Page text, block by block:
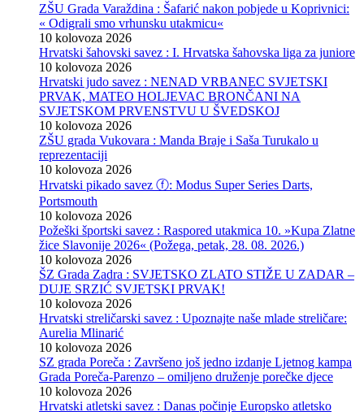
ZŠU Grada Varaždina : Šafarić nakon pobjede u Koprivnici:
« Odigrali smo vrhunsku utakmicu«
10 kolovoza 2026
Hrvatski šahovski savez : I. Hrvatska šahovska liga za juniore
10 kolovoza 2026
Hrvatski judo savez : NENAD VRBANEC SVJETSKI
PRVAK, MATEO HOLJEVAC BRONČANI NA
SVJETSKOM PRVENSTVU U ŠVEDSKOJ
10 kolovoza 2026
ZŠU grada Vukovara : Manda Braje i Saša Turukalo u
reprezentaciji
10 kolovoza 2026
Hrvatski pikado savez ⓕ: Modus Super Series Darts,
Portsmouth
10 kolovoza 2026
Požeški športski savez : Raspored utakmica 10. »Kupa Zlatne
žice Slavonije 2026« (Požega, petak, 28. 08. 2026.)
10 kolovoza 2026
ŠZ Grada Zadra : SVJETSKO ZLATO STIŽE U ZADAR –
DUJE SRZIĆ SVJETSKI PRVAK!
10 kolovoza 2026
Hrvatski streličarski savez : Upoznajte naše mlade streličare:
Aurelia Mlinarić
10 kolovoza 2026
SZ grada Poreča : Završeno još jedno izdanje Ljetnog kampa
Grada Poreča-Parenzo – omiljeno druženje porečke djece
10 kolovoza 2026
Hrvatski atletski savez : Danas počinje Europsko atletsko